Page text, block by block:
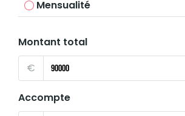
Mensualité
Montant total
€
Accompte